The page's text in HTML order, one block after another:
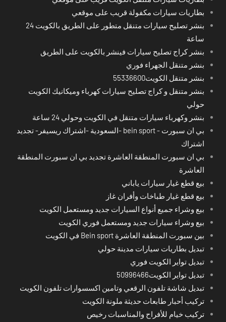
بطاريات سيارات مكفولة قريب على موقعي
بنشر تصليح سيارات متنقل متطور على الطريق بالكويت 24
ساعة
بنشر كراج تصليح سيارات فينشر بالكويت على الطريق
بنشر متنقل الجهراء فوري
بنشر متنقل الكويت55336600
بنشر متنقل و كراج تصليح سيارات كهرباء وميكانيك الكويت
حولي
بنشر وكهرباء سيارات متنقل في الكويت وحولي 24 ساعة
بي ان سبورت - bein sport -السعودية -اشتراك ريسيفر- تجديد
اشتراك
بي ان سبورت المنطقة العاشرة تجديد بي ان سبورت المنطقة
العاشرة
بيع قطع غيار سيارات ياباني
بيع قطع غيار طباخات وأفران غاز
بيع وشراء جميع أنواع السيارات جديد ومستعمل الكويت
بيع وشراء سيارات جديد ومستعمل فوري الكويت
بين سبورت المنطقة العاشرة Bein sport في الكويت
تبديل بطاريات سيارات مدينة حولي
تبديل تواير الكويت فوري
تبديل تواير الكويت50996466
تبديل شاشة تلفون الرقعي وتامين اكسسوارات تلفون الكويت
تركيب أحبار طابعات حديثة ملونة الكويت
تركيب خيام للأفراح والمناسبات رخيص